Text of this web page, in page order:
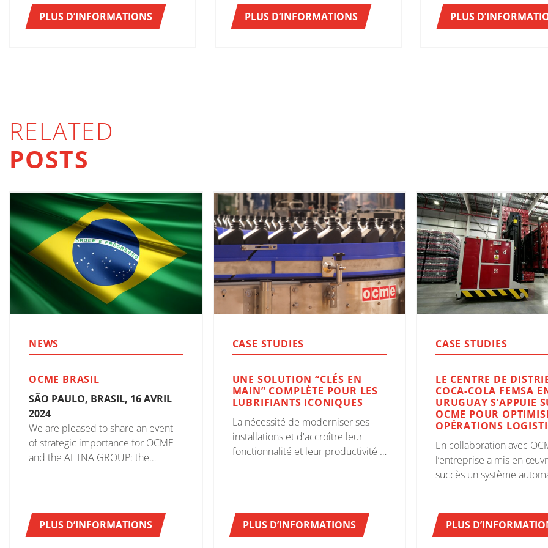
PLUS D’INFORMATIONS PLUS D’INFORMATIONS PLUS
RELATED
POSTS
NEWS
OCME BRASIL
SÃO PAULO, BRASIL, 16 AVRIL
2024
We are pleased to share an event
of strategic importance for OCME
and the AETNA GROUP: the
PLUS D’INFORMATIONS
CASE STUDIES
UNE SOLUTION “CLÉS EN
MAIN” COMPLÈTE POUR LES
LUBRIFIANTS ICONIQUES
La nécessité de moderniser ses
installations et d'accroître leur
fonctionnalité et leur productivité a
réalisation de ses objectifs. OCME
était la bonne réponse.
PLUS D’INFORMATIONS
CASE STUDIES
LE CENTRE DE
COCA-COLA FEMSA
URUGUAY S’APPUIE
OCME POUR
OPÉRATIONS
En collaboration avec
l’entreprise a mis en
succès un système
gérer les flux de
de produits finis, faisant
PLUS